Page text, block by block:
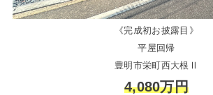
《完成初お披露目》
平屋回帰
豊明市栄町西大根Ⅱ
4,080万円